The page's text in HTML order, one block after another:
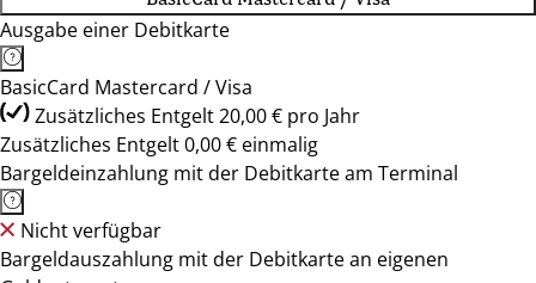
Ausgabe einer Debitkarte
BasicCard Mastercard / Visa
Zusätzliches Entgelt 20,00 € pro Jahr
Zusätzliches Entgelt 0,00 € einmalig
Bargeldeinzahlung mit der Debitkarte am Terminal
Nicht verfügbar
Bargeldauszahlung mit der Debitkarte an eigenen